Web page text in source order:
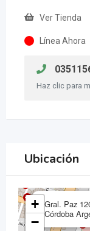
Ver Tienda
Línea Ahora
Haz clic para
Ubicación
Gral. Paz
Córdoba
+
−